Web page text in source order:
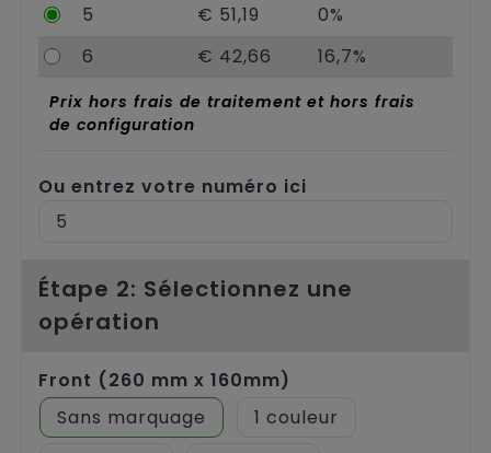
5 € 51,19
0%
6
€ 42,66 16,7%
Ou entrez votre numéro ici
Prix hors frais de traitement et hors frais
de configuration
Étape 2: Sélectionnez une
opération
Front (260 mm x 160mm)
Sans marquage
1